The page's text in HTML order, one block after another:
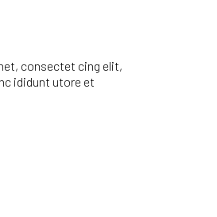
consectet cing elit,
ididunt utore et